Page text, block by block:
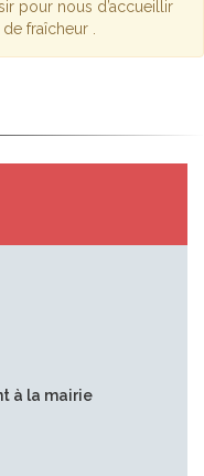
pour nous d’accueillir
fraîcheur .
à la mairie